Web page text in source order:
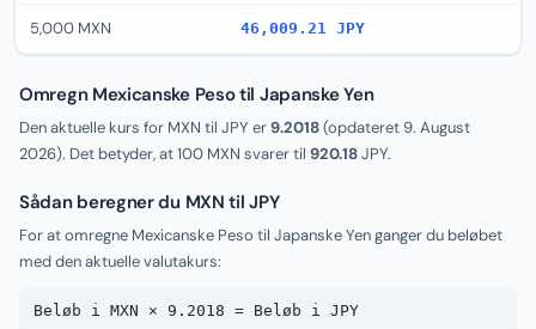
5,000 MXN 46,009.21 JPY
Omregn Mexicanske Peso til Japanske Yen
Den aktuelle kurs for MXN til JPY er9.2018(opdateret9. August
2026). Det betyder, at 100 MXN svarer til 920.18JPY.
Sådan beregner du MXN til JPY
For at omregne Mexicanske Peso til Japanske Yen ganger du beløbet
med den aktuelle valutakurs:
Beløb i MXN × 9.2018 = Beløb i JPY